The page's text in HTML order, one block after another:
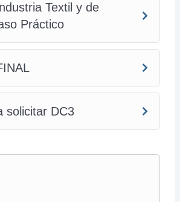
Textil y de
Práctico
solicitar DC3